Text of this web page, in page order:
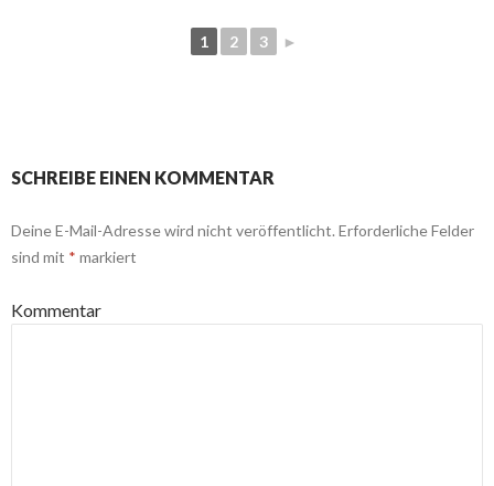
1 2 3 ►
SCHREIBE EINEN KOMMENTAR
Deine E-Mail-Adresse wird nicht veröffentlicht. Erforderliche Felder
sind mit * markiert
Kommentar